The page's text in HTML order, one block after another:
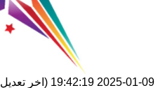
2025-01-09 19:42:19 (اخر تعديل